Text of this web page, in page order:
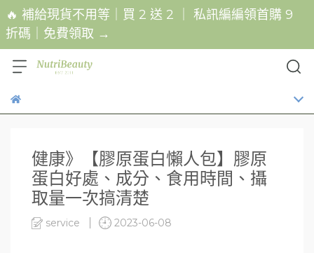
🔥 補給現貨不用等｜買 2 送 2 ｜ 私訊編編領首購 9
折碼｜免費領取 →
健康》【膠原蛋白懶人包】膠原
蛋白好處、成分、食用時間、攝
取量一次搞清楚
service 2023-06-08